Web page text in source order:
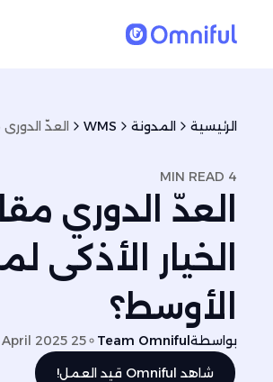
الرئيسية المدونة WMS
4 MIN READ
العدّ الدوري
الخيار
الأوسط؟
بواسطةTeam Omniful
25 April 2025
شاهد Omniful قيد العمل!